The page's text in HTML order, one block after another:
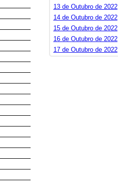
13 de Outubro de 2022
14 de Outubro de 2022
15 de Outubro de 2022
16 de Outubro de 2022
17 de Outubro de 2022